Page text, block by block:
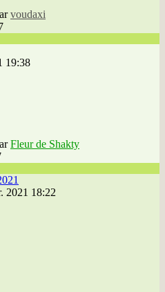
voudaxi
19:38
Fleur de Shakty
2021 18:22